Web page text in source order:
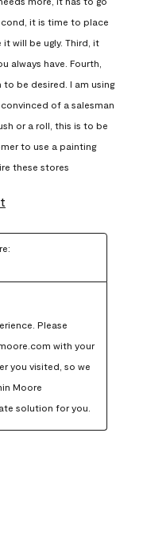
it is time to place
will be ugly. Third, it
always have. Fourth,
be desired. I am using
of a salesman
or a roll, this is to be
to use a painting
these stores
Please
with your
you visited, so we
Moore
solution for you.